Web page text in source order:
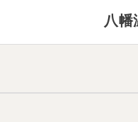
八幡